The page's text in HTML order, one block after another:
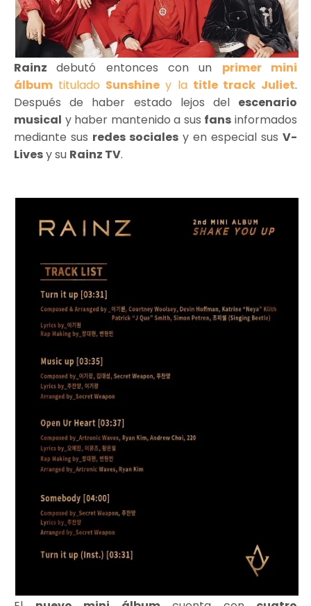
Rainzdebutó entonces con un primer mini
álbum titulado Sunshine y la title track Juliet.
Después de haber estado lejos del escenario
musical y haber mantenido a sus fans informados
mediante sus redes sociales y en especial sus V-
Livesy su Rainz TV.